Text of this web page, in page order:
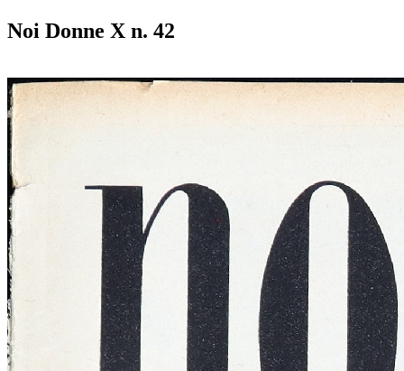
Noi Donne X n. 42